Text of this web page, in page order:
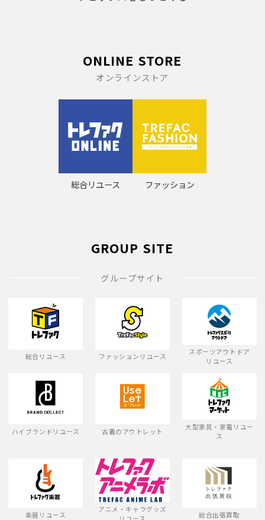
ONLINE STORE
オンラインストア
総合リユース ファッション
GROUP SITE
グループサイト
総合リユース ファッションリユース
スポーツアウトドア
リユース
ハイブランドリユース 古着のアウトレット
大型家具・家電リユー
ス
楽器リユース
アニメ・キャラグッズ
総合出張買取